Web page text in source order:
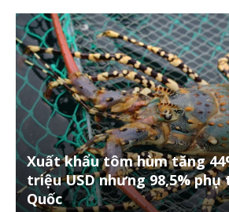
Xuất khẩu tôm hùm tăng
triệu USD nhưng 98,5% phụ
Quốc